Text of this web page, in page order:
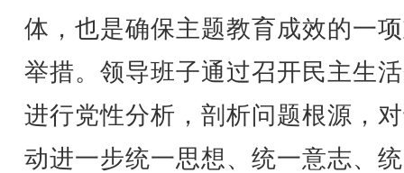
体，也是确保主题教育成效的一
举措。领导班子通过召开民主生
进行党性分析，剖析问题根源，
动进一步统一思想、统一意志、